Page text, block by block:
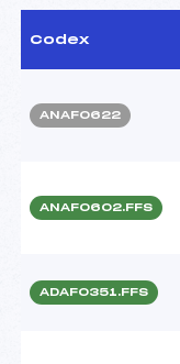
Codex
ANAF0622
ANAF0602.FFS
ADAF0351.FFS